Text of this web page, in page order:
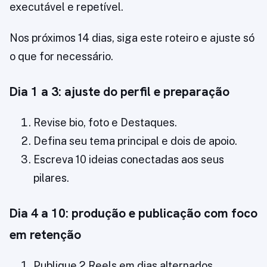
executável e repetível.
Nos próximos 14 dias, siga este roteiro e ajuste só
o que for necessário.
Dia 1 a 3: ajuste do perfil e preparação
Revise bio, foto e Destaques.
Defina seu tema principal e dois de apoio.
Escreva 10 ideias conectadas aos seus
pilares.
Dia 4 a 10: produção e publicação com foco
em retenção